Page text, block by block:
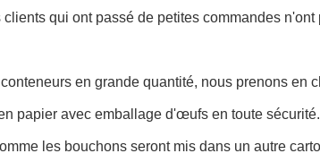
qui ont passé de petites commandes
en grande quantité, nous prenons en
papier avec emballage d'œufs en toute sécurité.
les bouchons seront mis dans un autre